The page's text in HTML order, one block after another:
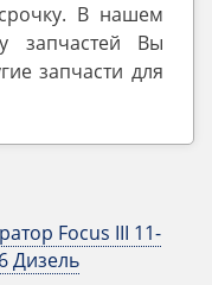
В нашем
запчастей Вы
запчасти для
Focus III 11-
Дизель